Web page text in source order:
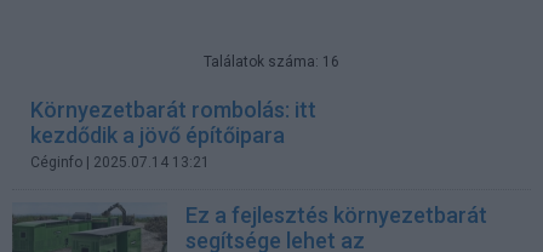
Találatok száma: 16
Környezetbarát rombolás: itt
kezdődik a jövő építőipara
Céginfo | 2025.07.14 13:21
Ez a fejlesztés környezetbarát
segítsége lehet az